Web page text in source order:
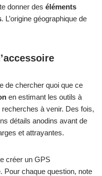
donner des éléments
. L’origine géographique de
de chercher quoi que ce
en estimant les outils à
à venir. Des fois,
détails anodins avant de
et attrayantes.
créer un GPS
Pour chaque question, note